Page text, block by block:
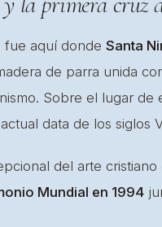
fue aquí donde Santa
de parra unida
Sobre el lugar
data de los siglos
del arte
Mundial en 1994